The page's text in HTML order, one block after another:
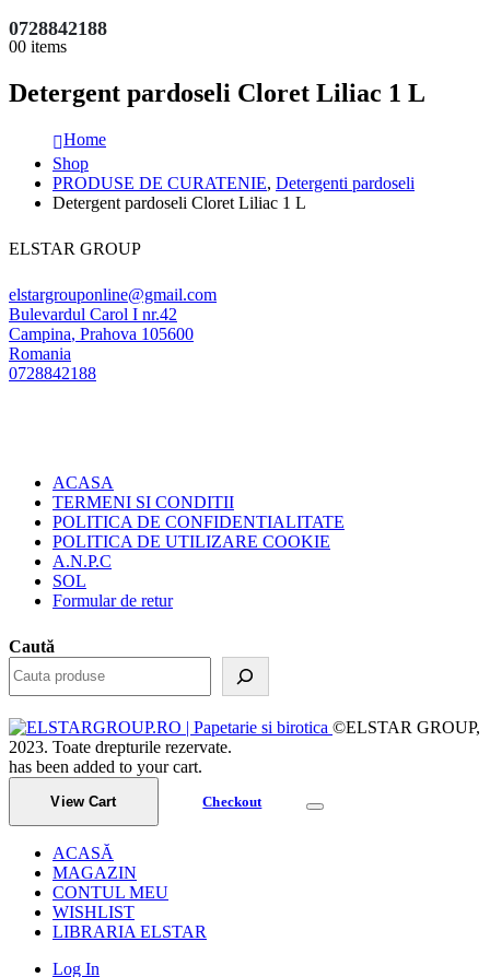
0728842188
00 items
Detergent pardoseli Cloret Liliac 1 L
Home
Shop
PRODUSE DE CURATENIE, Detergenti pardoseli
Detergent pardoseli Cloret Liliac 1 L
ELSTAR GROUP
elstargrouponline@gmail.com
Bulevardul Carol I nr.42
Campina, Prahova 105600
Romania
0728842188
ACASA
TERMENI SI CONDITII
POLITICA DE CONFIDENTIALITATE
POLITICA DE UTILIZARE COOKIE
A.N.P.C
SOL
Formular de retur
Caută
©ELSTAR GROUP,
2023. Toate drepturile rezervate.
has been added to your cart.
View Cart Checkout
ACASĂ
MAGAZIN
CONTUL MEU
WISHLIST
LIBRARIA ELSTAR
Log In